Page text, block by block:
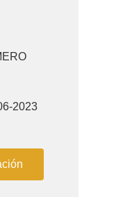
2023